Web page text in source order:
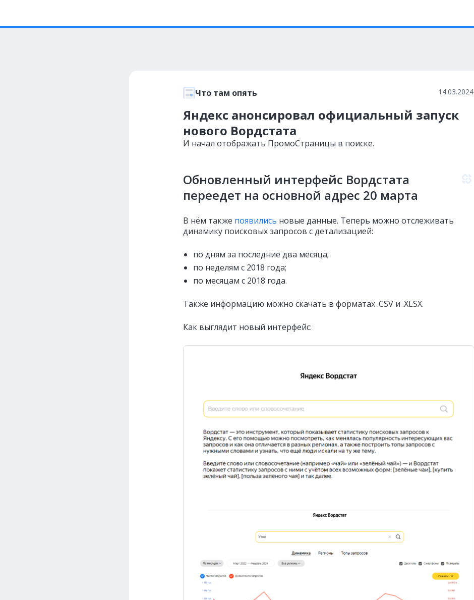
Что там опять 14.03.2024
Яндекс анонсировал официальный запуск
нового Вордстата
И начал отображать ПромоСтраницы в поиске.
Обновленный интерфейс Вордстата
переедет на основной адрес 20 марта
В нём также появились новые данные. Теперь можно отслеживать
динамику поисковых запросов с детализацией:
по дням за последние два месяца;
по неделям с 2018 года;
по месяцам с 2018 года.
Также информацию можно скачать в форматах .CSV и .XLSX.
Как выглядит новый интерфейс: